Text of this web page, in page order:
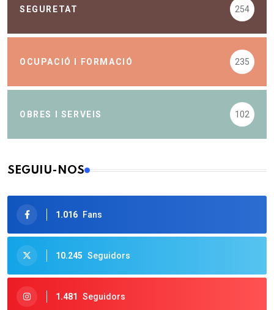
SEGURETAT 254
OCUPACIÓ I FORMACIÓ 235
OBRES I SERVEIS 102
SEGUIU-NOS
1.016 Fans
10.245 Seguidors
1.481 Seguidors